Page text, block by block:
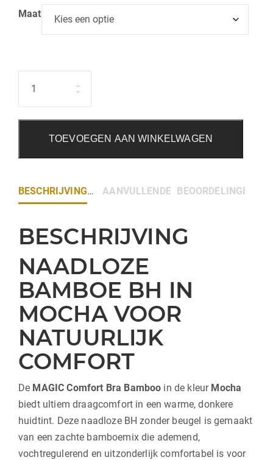
Maat
TOEVOEGEN AAN WINKELWAGEN
BESCHRIJVING AANVULLENDE INFORMATIE
BEOORDELINGEN (0)
BESCHRIJVING
NAADLOZE
BAMBOE BH IN
MOCHA VOOR
NATUURLIJK
COMFORT
De MAGIC Comfort Bra Bamboo in de kleur Mocha
biedt ultiem draagcomfort in een warme, donkere
huidtint. Deze naadloze BH zonder beugel is gemaakt
van een zachte bamboemix die ademend,
vochtregulerend en uitzonderlijk comfortabel is voor